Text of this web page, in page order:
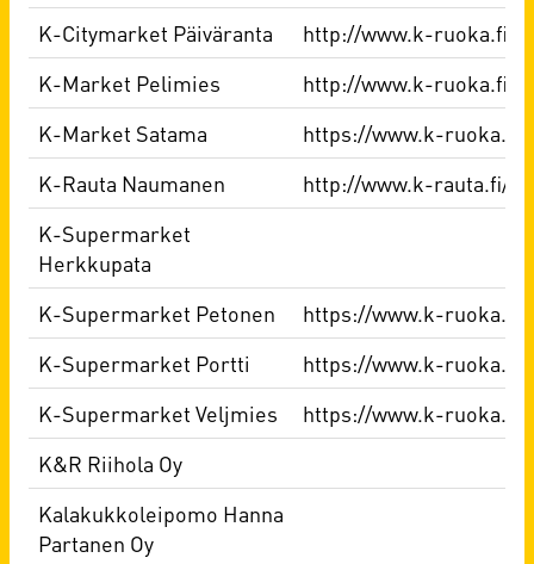
K-Citymarket Päiväranta
http://www.k-ruoka.fi/
K-Market Pelimies
http://www.k-ruoka.fi/
K-Market Satama
https://www.k-
K-Rauta Naumanen
http://www.k-rauta.fi/
K-Supermarket
Herkkupata
K-Supermarket Petonen
https://www.k-
K-Supermarket Portti
https://www.k-
K-Supermarket Veljmies
https://www.k-
K&R Riihola Oy
Kalakukkoleipomo Hanna
Partanen Oy